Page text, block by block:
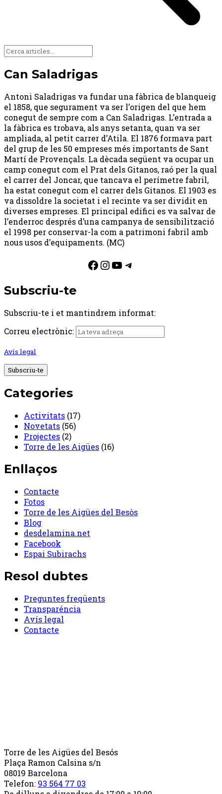
Can Saladrigas
Antoni Saladrigas va fundar una fàbrica de blanqueig
el 1858, que segurament va ser l’origen del que hem
conegut de sempre com a Can Saladrigas. L’entrada a
la fàbrica es trobava, als anys setanta, quan va ser
ampliada, al petit carrer d’Atila. El 1876 formava part
del grup de les 50 empreses més importants de Sant
Martí de Provençals. La dècada següent va ocupar un
camp conegut com el Prat dels Gitanos, raó per la qual
el carrer del Joncar, que tancava el perímetre fabril,
ha estat conegut com el carrer dels Gitanos. El 1903 es
va dissoldre la societat i el recinte va ser dividit en
diverses empreses. El principal edifici es va salvar de
l’enderroc després d’una campanya de sensibilització
el 1998 per conservar-la com a patrimoni fabril amb
nous usos d’equipaments. (MC)
Facebook
Instagram
YouTube
Telegram
Subscriu-te
Subscriu-te i et mantindrem informat:
Correu electrònic:
Avís legal
Categories
Activitats (17)
Novetats (56)
Projectes (2)
Torre de les Aigües (16)
Enllaços
Contacte
Fotos
Torre de les Aigües del Besòs
Blog
desdelamina.net
Facebook
Espai Subirachs
Resol dubtes
Preguntes freqüents
Transparéncia
Avís legal
Contacte
Torre de les Aigües del Besós
Plaça Ramon Calsina s/n
08019 Barcelona
Telefon: 93 564 77 03